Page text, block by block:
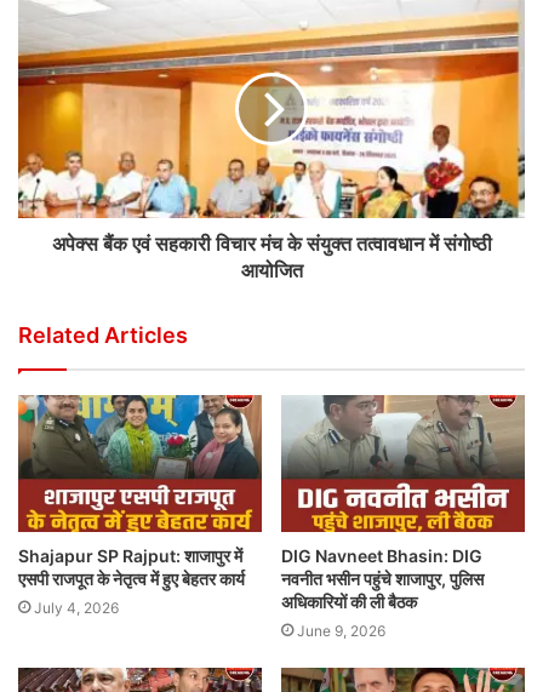
अपेक्स बैंक एवं सहकारी विचार मंच के संयुक्त तत्वावधान में संगोष्ठी
आयोजित
Related Articles
Shajapur SP Rajput: शाजापुर में
एसपी राजपूत के नेतृत्व में हुए बेहतर कार्य
July 4, 2026
DIG Navneet Bhasin: DIG
नवनीत भसीन पहुंचे शाजापुर, पुलिस
अधिकारियों की ली बैठक
June 9, 2026